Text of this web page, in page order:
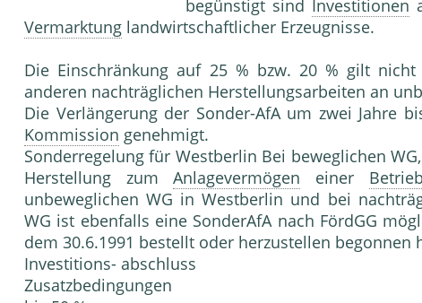
begünstigt sind Investitionen
Vermarktung landwirtschaftlicher Erzeugnisse.
Die Einschränkung auf 25 % bzw. 20 % gilt
anderen nachträglichen Herstellungsarbeiten an
Die Verlängerung der Sonder-AfA um zwei Jahre
Kommission genehmigt.
Sonderregelung für Westberlin Bei beweglichen
Herstellung zumAnlagevermögen einer
unbeweglichen WG in Westberlin und bei
WG ist ebenfalls eine SonderAfA nach FördGG
dem 30.6.1991 bestellt oder herzustellen begonnen
Investitions- abschluss
Zusatzbedingungen